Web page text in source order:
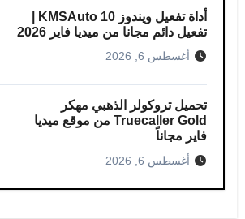
تفعيل دائم مجانا من ميديا فاير 2026
أغسطس 6, 2026
تحميل تروكولر الذهبي مهكر
Truecaller Gold من موقع ميديا
فاير مجاناً
أغسطس 6, 2026